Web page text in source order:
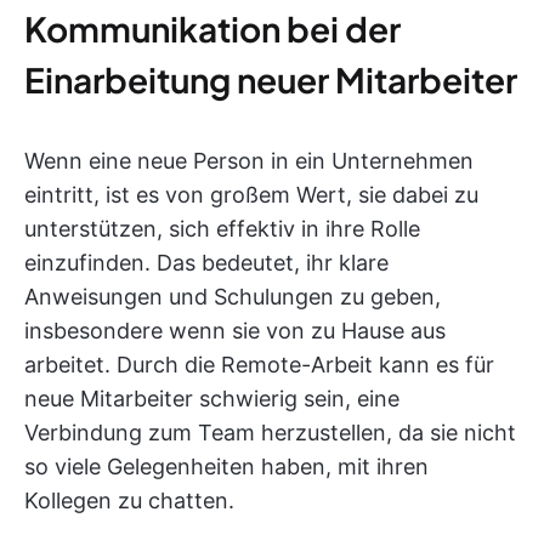
Kommunikation bei der
Einarbeitung neuer Mitarbeiter
Wenn eine neue Person in ein Unternehmen
eintritt, ist es von großem Wert, sie dabei zu
unterstützen, sich effektiv in ihre Rolle
einzufinden. Das bedeutet, ihr klare
Anweisungen und Schulungen zu geben,
insbesondere wenn sie von zu Hause aus
arbeitet. Durch die Remote-Arbeit kann es für
neue Mitarbeiter schwierig sein, eine
Verbindung zum Team herzustellen, da sie nicht
so viele Gelegenheiten haben, mit ihren
Kollegen zu chatten.